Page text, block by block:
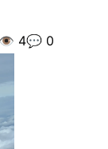
👁️ 4💬 0